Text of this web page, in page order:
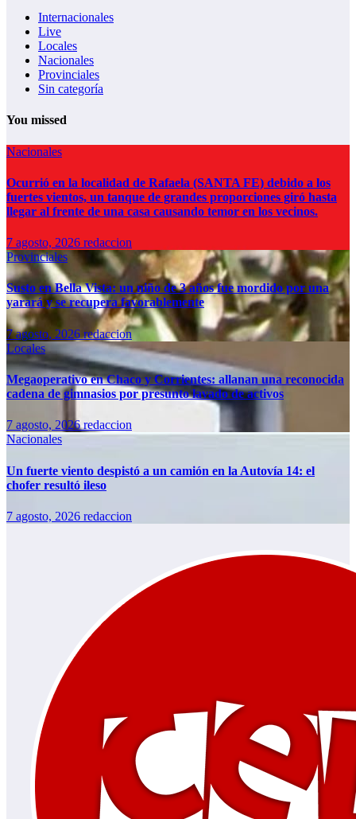
Internacionales
Live
Locales
Nacionales
Provinciales
Sin categoría
You missed
Nacionales
Ocurrió en la localidad de Rafaela (SANTA FE) debido a los
fuertes vientos, un tanque de grandes proporciones giró hasta
llegar al frente de una casa causando temor en los vecinos.
7 agosto, 2026 redaccion
Provinciales
Susto en Bella Vista: un niño de 3 años fue mordido por una
yarará y se recupera favorablemente
7 agosto, 2026redaccion
Locales
Megaoperativo en Chaco y Corrientes: allanan una reconocida
cadena de gimnasios por presunto lavado de activos
7 agosto, 2026redaccion
Nacionales
Un fuerte viento despistó a un camión en la Autovía 14: el
chofer resultó ileso
7 agosto, 2026 redaccion